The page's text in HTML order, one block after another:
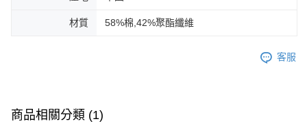
材質 58%棉,42%聚酯纖維
客服
商品相關分類 (1)